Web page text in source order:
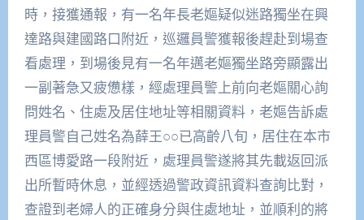
時，接獲通報，有一名年長老嫗疑似迷路獨坐在興
達路與建國路口附近，巡邏員警獲報後趕赴到場查
看處理，到場後見有一名年邁老嫗獨坐路旁顯露出
一副著急又疲憊樣，經處理員警上前向老嫗關心詢
問姓名、住處及居住地址等相關資料，老嫗告訴處
理員警自己姓名為薛王○○已高齡八旬，居住在本市
西區博愛路一段附近，處理員警遂將其先載返回派
出所暫時休息，並經透過警政資訊資料查詢比對，
查證到老婦人的正確身分與住處地址，並順利的將